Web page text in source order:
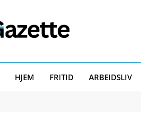
HJEM FRITID ARBEIDSLIV